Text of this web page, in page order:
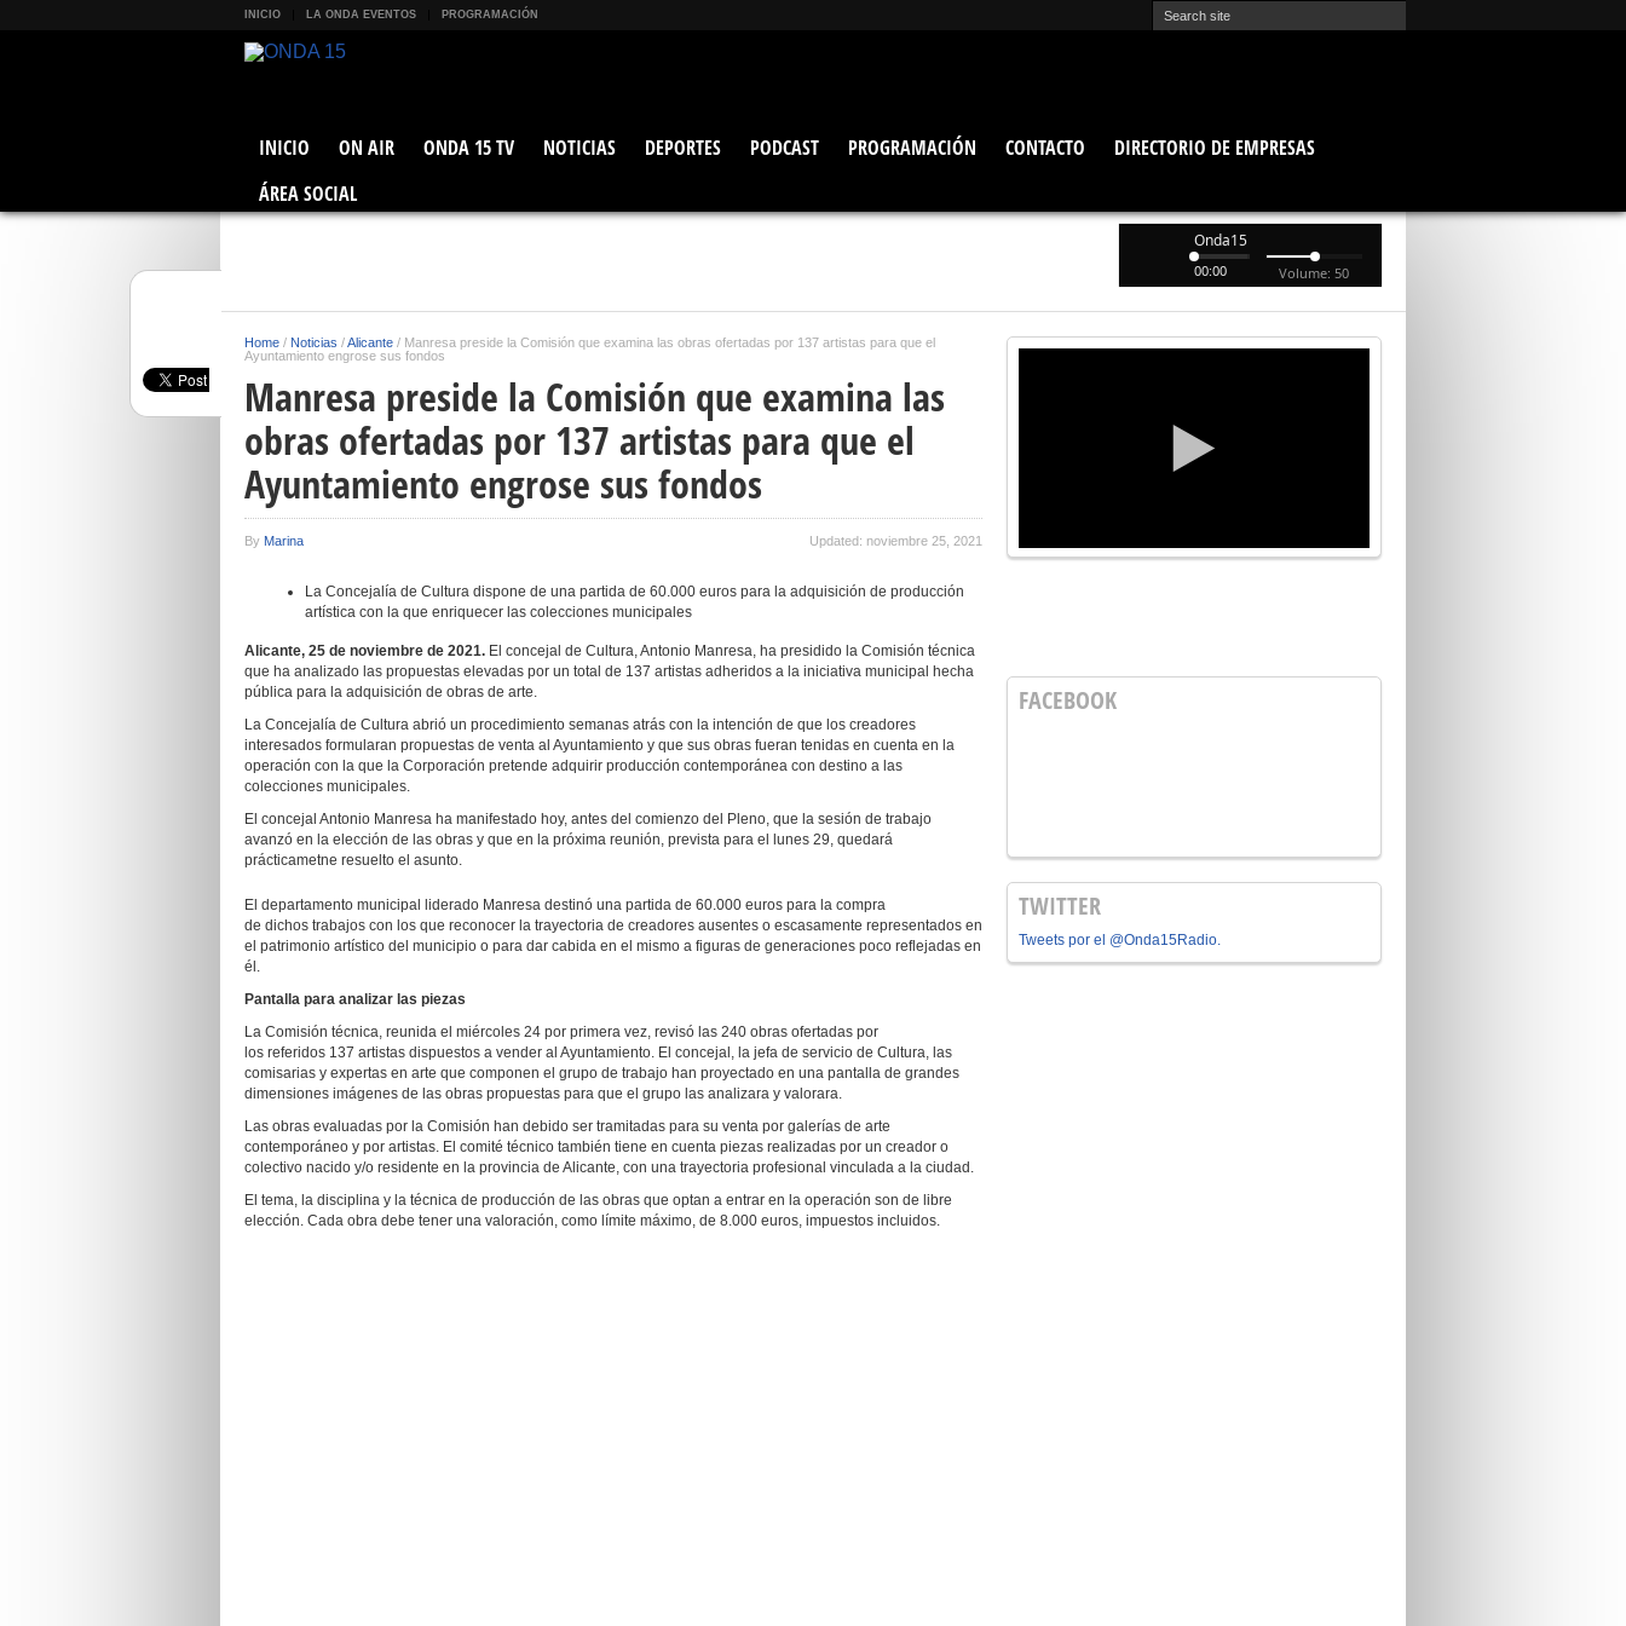
INICIO LA ONDA EVENTOS PROGRAMACIÓN
INICIO ON AIR ONDA 15 TV NOTICIAS DEPORTES PODCAST PROGRAMACIÓN CONTACTO
DIRECTORIO DE EMPRESAS
ÁREA SOCIAL
Onda15
00:00 Volume: 50
Home / Noticias /Alicante / Manresa preside la Comisión que examina las obras ofertadas por 137 artistas para que el
Ayuntamiento engrose sus fondos
Manresa preside la Comisión que examina las
obras ofertadas por 137 artistas para que el
Ayuntamiento engrose sus fondos
By Marina Updated: noviembre 25, 2021
La Concejalía de Cultura dispone de una partida de 60.000 euros para la adquisición de producción
artística con la que enriquecer las colecciones municipales
Alicante, 25 de noviembre de 2021. El concejal de Cultura, Antonio Manresa, ha presidido la Comisión técnica
que ha analizado las propuestas elevadas por un total de 137 artistas adheridos a la iniciativa municipal hecha
pública para la adquisición de obras de arte.
La Concejalía de Cultura abrió un procedimiento semanas atrás con la intención de que los creadores
interesados formularan propuestas de venta al Ayuntamiento y que sus obras fueran tenidas en cuenta en la
operación con la que la Corporación pretende adquirir producción contemporánea con destino a las
colecciones municipales.
El concejal Antonio Manresa ha manifestado hoy, antes del comienzo del Pleno, que la sesión de trabajo
avanzó en la elección de las obras y que en la próxima reunión, prevista para el lunes 29, quedará
prácticametne resuelto el asunto.
El departamento municipal liderado Manresa destinó una partida de 60.000 euros para la compra
de dichos trabajos con los que reconocer la trayectoria de creadores ausentes o escasamente representados en
el patrimonio artístico del municipio o para dar cabida en el mismo a figuras de generaciones poco reflejadas en
él.
Pantalla para analizar las piezas
La Comisión técnica, reunida el miércoles 24 por primera vez, revisó las 240 obras ofertadas por
los referidos 137 artistas dispuestos a vender al Ayuntamiento. El concejal, la jefa de servicio de Cultura, las
comisarias y expertas en arte que componen el grupo de trabajo han proyectado en una pantalla de grandes
dimensiones imágenes de las obras propuestas para que el grupo las analizara y valorara.
Las obras evaluadas por la Comisión han debido ser tramitadas para su venta por galerías de arte
contemporáneo y por artistas. El comité técnico también tiene en cuenta piezas realizadas por un creador o
colectivo nacido y/o residente en la provincia de Alicante, con una trayectoria profesional vinculada a la ciudad.
El tema, la disciplina y la técnica de producción de las obras que optan a entrar en la operación son de libre
elección. Cada obra debe tener una valoración, como límite máximo, de 8.000 euros, impuestos incluidos.
FACEBOOK
TWITTER
Tweets por el @Onda15Radio.